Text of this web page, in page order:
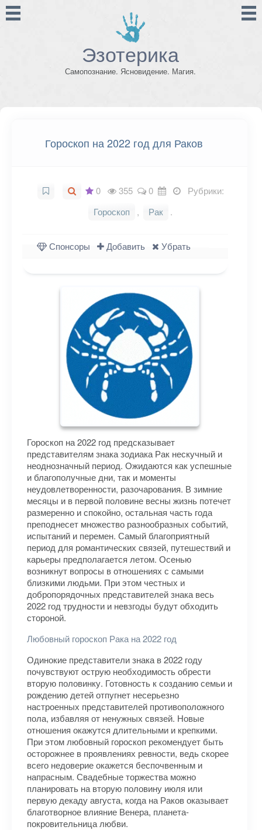
Эзотерика
Самопознание. Ясновидение. Магия.
Гороскоп на 2022 год для Раков
0 355 0
Рубрики:
Гороскоп
, Рак .
Спонсоры Добавить Убрать
Гороскоп на 2022 год предсказывает
представителям знака зодиака Рак нескучный и
неоднозначный период. Ожидаются как успешные
и благополучные дни, так и моменты
неудовлетворенности, разочарования. В зимние
месяцы и в первой половине весны жизнь потечет
размеренно и спокойно, остальная часть года
преподнесет множество разнообразных событий,
испытаний и перемен. Самый благоприятный
период для романтических связей, путешествий и
карьеры предполагается летом. Осенью
возникнут вопросы в отношениях с самыми
близкими людьми. При этом честных и
добропорядочных представителей знака весь
2022 год трудности и невзгоды будут обходить
стороной.
Любовный гороскоп Рака на 2022 год
Одинокие представители знака в 2022 году
почувствуют острую необходимость обрести
вторую половинку. Готовность к созданию семьи и
рождению детей отпугнет несерьезно
настроенных представителей противоположного
пола, избавляя от ненужных связей. Новые
отношения окажутся длительными и крепкими.
При этом любовный гороскоп рекомендует быть
осторожнее в проявлениях ревности, ведь скорее
всего недоверие окажется беспочвенным и
напрасным. Свадебные торжества можно
планировать на вторую половину июля или
первую декаду августа, когда на Раков оказывает
благотворное влияние Венера, планета-
покровительница любви.